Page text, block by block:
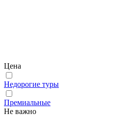
Цена
Недорогие туры
Премиальные
Не важно